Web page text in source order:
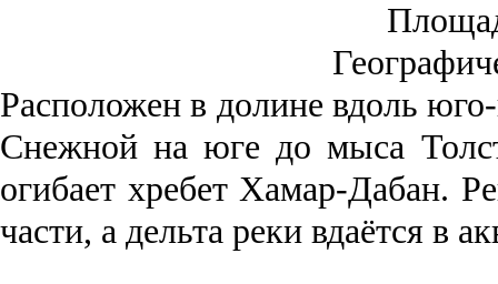
Рас­положен в долине вдоль
Снежной на юге до мыса
огибает хребет Хамар-Дабан.
части, а дельта реки вда­ётся в